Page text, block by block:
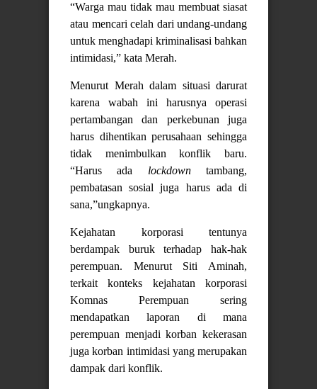
“Warga mau tidak mau membuat siasat
atau mencari celah dari undang-undang
untuk menghadapi kriminalisasi bahkan
intimidasi,” kata Merah.
Menurut Merah dalam situasi darurat
karena wabah ini harusnya operasi
pertambangan dan perkebunan juga
harus dihentikan perusahaan sehingga
tidak menimbulkan konflik baru.
“Harus ada lockdowntambang,
pembatasan sosial juga harus ada di
sana,”ungkapnya.
Kejahatan korporasi tentunya
berdampak buruk terhadap hak-hak
perempuan. Menurut Siti Aminah,
terkait konteks kejahatan korporasi
Komnas Perempuan sering
mendapatkan laporan di mana
perempuan menjadi korban kekerasan
juga korban intimidasi yang merupakan
dampak dari konflik.